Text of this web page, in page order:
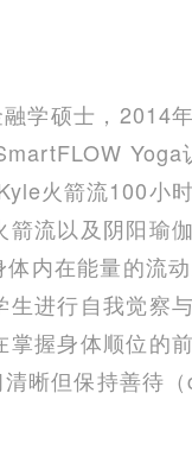
学硕士，2014
火箭流100小
流以及阴阳瑜
内在能量的流
进行自我觉察
握身体顺位的
晰但保持善待